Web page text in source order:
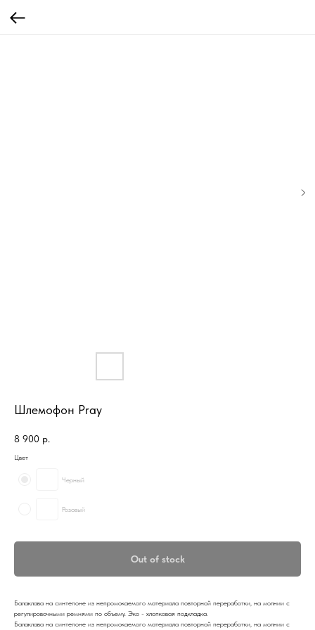
Шлемофон Pray
8 900 р.
Цвет
Черный
Розовый
Out of stock
Балаклава на синтепоне из непромокаемого материала повторной переработки, на молнии с
регулировочными ремнями по объему. Эко - хлопковая подкладка.
Балаклава на синтепоне из непромокаемого материала повторной переработки, на молнии с